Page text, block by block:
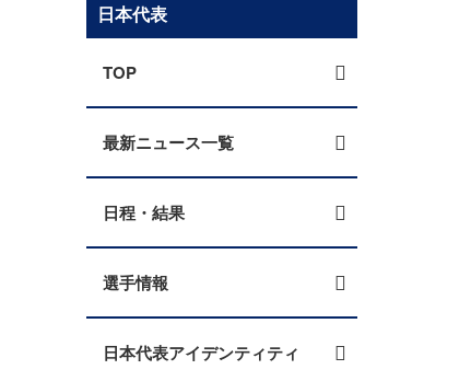
日本代表
TOP
最新ニュース一覧
日程・結果
選手情報
日本代表アイデンティティ